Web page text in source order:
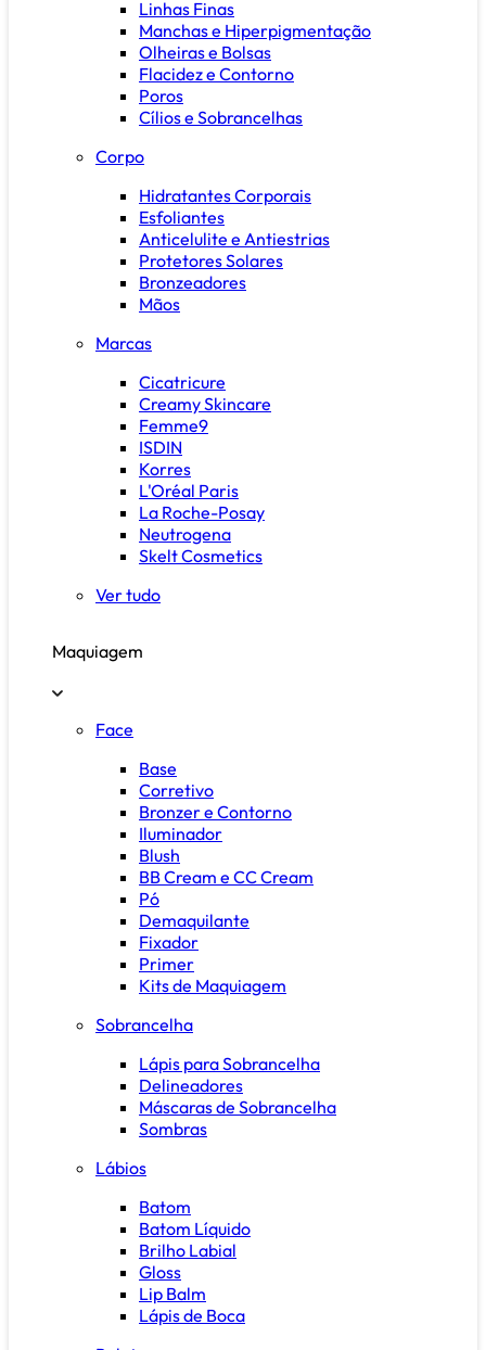
Linhas Finas
Manchas e Hiperpigmentação
Olheiras e Bolsas
Flacidez e Contorno
Poros
Cílios e Sobrancelhas
Corpo
Hidratantes Corporais
Esfoliantes
Anticelulite e Antiestrias
Protetores Solares
Bronzeadores
Mãos
Marcas
Cicatricure
Creamy Skincare
Femme9
ISDIN
Korres
L'Oréal Paris
La Roche-Posay
Neutrogena
Skelt Cosmetics
Ver tudo
Maquiagem
Face
Base
Corretivo
Bronzer e Contorno
Iluminador
Blush
BB Cream e CC Cream
Pó
Demaquilante
Fixador
Primer
Kits de Maquiagem
Sobrancelha
Lápis para Sobrancelha
Delineadores
Máscaras de Sobrancelha
Sombras
Lábios
Batom
Batom Líquido
Brilho Labial
Gloss
Lip Balm
Lápis de Boca